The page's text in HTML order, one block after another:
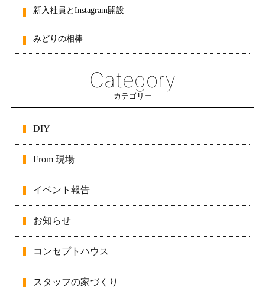
新入社員とInstagram開設
みどりの相棒
Category
カテゴリー
DIY
From 現場
イベント報告
お知らせ
コンセプトハウス
スタッフの家づくり